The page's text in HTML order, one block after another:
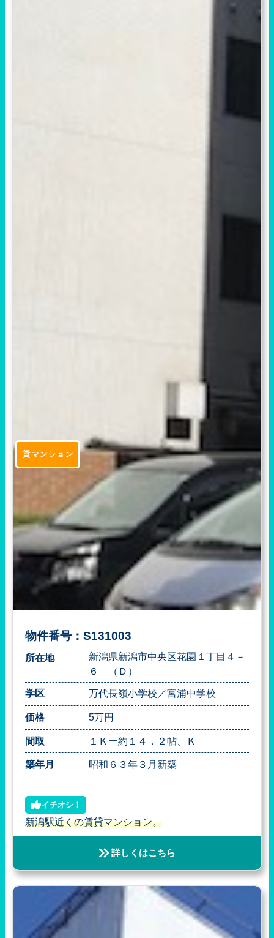
貸マンション
物件番号：S131003
所在地
新潟県新潟市中央区花園１丁目４－
６ （Ｄ）
学区 万代長嶺小学校／宮浦中学校
価格 5万円
間取 １Ｋー約１４．２帖、Ｋ
築年月 昭和６３年３月新築
イチオシ！
新潟駅近くの賃貸マンション。
詳しくはこちら